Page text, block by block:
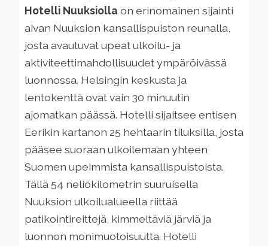
Hotelli Nuuksiolla on erinomainen sijainti
aivan Nuuksion kansallispuiston reunalla,
josta avautuvat upeat ulkoilu- ja
aktiviteettimahdollisuudet ympäröivässä
luonnossa. Helsingin keskusta ja
lentokenttä ovat vain 30 minuutin
ajomatkan päässä. Hotelli sijaitsee entisen
Eerikin kartanon 25 hehtaarin tiluksilla, josta
pääsee suoraan ulkoilemaan yhteen
Suomen upeimmista kansallispuistoista.
Tällä 54 neliökilometrin suuruisella
Nuuksion ulkoilualueella riittää
patikointireittejä, kimmeltäviä järviä ja
luonnon monimuotoisuutta. Hotelli